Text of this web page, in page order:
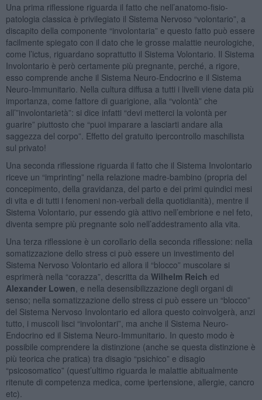
Una prima riflessione riguarda il fatto che nell’anatomo-fisio-
patologia classica è privilegiato il Sistema Nervoso “volontario”, a
discapito della componente “involontaria” e questo fatto può essere
facilmente spiegato con il dato che le grosse malattie neurologiche,
come l’ictus, riguardano soprattutto il Sistema Volontario. Il Sistema
Involontario è però certamente più pregnante, perché, a rigore,
esso comprende anche il Sistema Neuro-Endocrino e il Sistema
Neuro-Immunitario. Nella cultura diffusa a tutti i livelli viene data più
importanza, come fattore di guarigione, alla “volontà” che
all’”involontarietà”: si dice infatti “devi metterci la volontà per
guarire” piuttosto che “puoi imparare a lasciarti andare alla
saggezza del corpo”. Effetto del gratuito ipercontrollo maschilista
sul privato!
Una seconda riflessione riguarda il fatto che il Sistema Involontario
riceve un “imprinting” nella relazione madre-bambino (propria del
concepimento, della gravidanza, del parto e dei primi quindici mesi
di vita e di tutti i fenomeni non-verbali della quotidianità), mentre il
Sistema Volontario, pur essendo già attivo nell’embrione e nel feto,
diventa sempre più pregnante solo nell’addestramento alla vita.
Una terza riflessione è un corollario della seconda riflessione: nella
somatizzazione dello stress ci può essere un investimento del
Sistema Nervoso Volontario ed allora il “blocco” muscolare si
esprimerà nella “corazza”, descritta da Wilhelm Reich ed
Alexander Lowen , e nella desensibilizzazione degli organi di
senso; nella somatizzazione dello stress ci può essere un “blocco”
del Sistema Nervoso Involontario ed allora questo coinvolgerà, anzi
tutto, i muscoli lisci “involontari”, ma anche il Sistema Neuro-
Endocrino ed il Sistema Neuro-Immunitario. In questo modo è
possibile comprendere la distinzione (anche se questa distinzione è
più teorica che pratica) tra disagio “psichico” e disagio
“psicosomatico” (quest’ultimo riguarda le malattie abitualmente
ritenute di competenza medica, come ipertensione, allergie, cancro
etc).